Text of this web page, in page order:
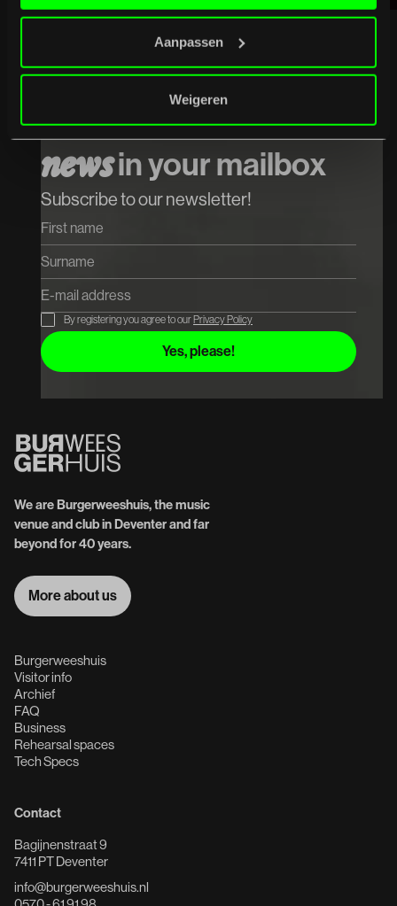
Aanpassen
Weigeren
Het Systeem
Koop tickets
Receive the latest
newsin your mailbox
Subscribe to our newsletter!
By registering you agree to ourPrivacy Policy
We are Burgerweeshuis, the music
venue and club in Deventer and far
beyond for 40 years.
More about us
Burgerweeshuis
Visitor info
Archief
FAQ
Business
Rehearsal spaces
Tech Specs
Contact
Bagijnenstraat 9
7411 PT Deventer
info@burgerweeshuis.nl